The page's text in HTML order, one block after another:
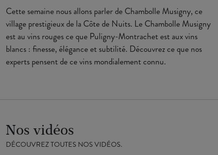
Cette semaine nous allons parler de Chambolle Musigny, ce
village prestigieux de la Côte de Nuits. Le Chambolle Musigny
est au vins rouges ce que Puligny-Montrachet est aux vins
blancs : finesse, élégance et subtilité. Découvrez ce que nos
experts pensent de ce vins mondialement connu.
Nos vidéos
DÉCOUVREZ TOUTES NOS VIDÉOS.